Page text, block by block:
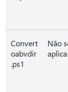
Convert
oabvdir
.ps1
Não
aplica